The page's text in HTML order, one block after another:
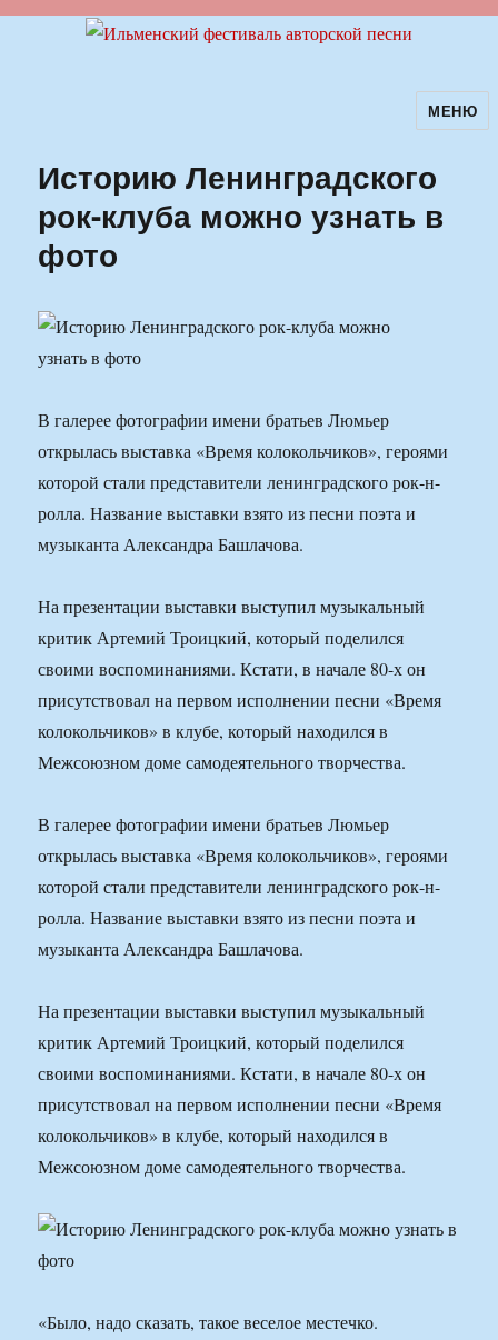
Ильменский фестиваль авторскойМЕНЮ
Историю Ленинградского
рок-клуба можно узнать в
фото
В галерее фотографии имени братьев Люмьер
открылась выставка «Время колокольчиков», героями
которой стали представители ленинградского рок-н-
ролла. Название выставки взято из песни поэта и
музыканта Александра Башлачова.
На презентации выставки выступил музыкальный
критик Артемий Троицкий, который поделился
своими воспоминаниями. Кстати, в начале 80-х он
присутствовал на первом исполнении песни «Время
колокольчиков» в клубе, который находился в
Межсоюзном доме самодеятельного творчества.
В галерее фотографии имени братьев Люмьер
открылась выставка «Время колокольчиков», героями
которой стали представители ленинградского рок-н-
ролла. Название выставки взято из песни поэта и
музыканта Александра Башлачова.
На презентации выставки выступил музыкальный
критик Артемий Троицкий, который поделился
своими воспоминаниями. Кстати, в начале 80-х он
присутствовал на первом исполнении песни «Время
колокольчиков» в клубе, который находился в
Межсоюзном доме самодеятельного творчества.
«Было, надо сказать, такое веселое местечко.